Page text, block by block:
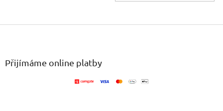
Z
Přijímáme online platby